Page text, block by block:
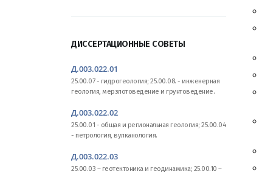
ДИССЕРТАЦИОННЫЕ СОВЕТЫ
Д.003.022.01
25.00.07 - гидрогеология; 25.00.08. - инженерная
геология, мерзлотоведение и грунтоведение.
Д.003.022.02
25.00.01 - общая и региональная геология; 25.00.04
- петрология, вулканология.
Д.003.022.03
25.00.03 – геотектоника и геодинамика; 25.00.10 –